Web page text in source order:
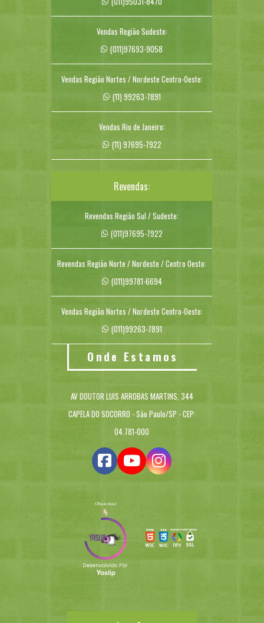
Vendas Região Sudeste:
(011)97693-9058
Vendas Região Nortes / Nordeste Centro-Oeste:
(11) 99263-7891
Vendas Rio de Janeiro:
(11) 97695-7922
Revendas:
Revendas Região Sul / Sudeste:
(011)97695-7922
Revendas Região Norte / Nordeste / Centro Oeste:
(011)99781-6694
Vendas Região Nortes / Nordeste Centro-Oeste:
(011)99263-7891
Onde Estamos
AV DOUTOR LUIS ARROBAS MARTINS, 344
CAPELA DO SOCORRO - São Paulo/SP - CEP:
04.781-000